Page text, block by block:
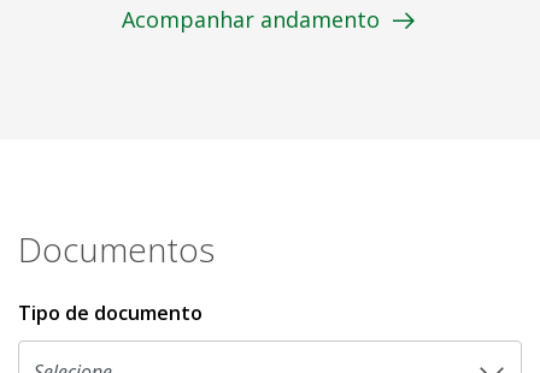
Acompanhar andamento
Documentos
Tipo de documento